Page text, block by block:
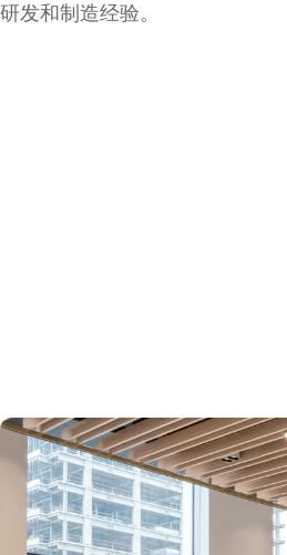
研发和制造经验。